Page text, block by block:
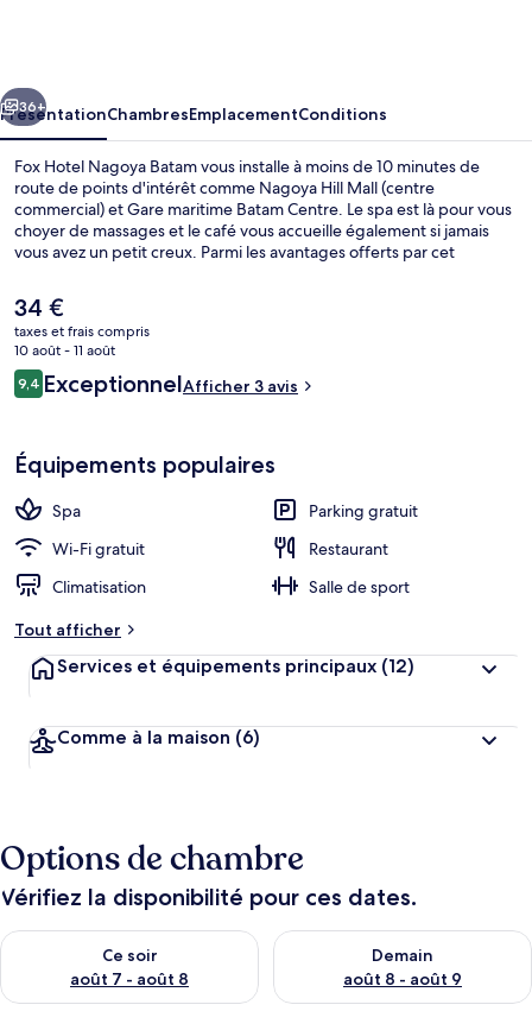
Suivant
36+
PrésentationChambresEmplacementConditions
Fox Hotel Nagoya Batam vous installe à moins de 10 minutes de
route de points d'intérêt comme Nagoya Hill Mall (centre
commercial) et Gare maritime Batam Centre. Le spa est là pour vous
choyer de massages et le café vous accueille également si jamais
vous avez un petit creux. Parmi les avantages offerts par cet
bar/une épicerie fine.
Le
prix
actuel
est
de
34 €
taxes et frais compris
10 août - 11 août
Avis
voyageurs
9,49,4 sur 10
ExceptionnelAfficher 3 avis
Équipements populaires
Spa
Parking gratuit
Wi-Fi gratuit
Restaurant
Climatisation
Salle de sport
Tout afficher
Services et équipements principaux (12)
Comme à la maison (6)
Options de chambre
Vérifiez la disponibilité pour ces dates.
Ce soir
août 7 - août 8
Vérifier la disponibilité pour ce soir août 7 - août 8
Demain
août 8 - août 9
Vérifier la disponibilité pour